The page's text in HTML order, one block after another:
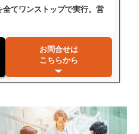
てワンストップで実行。営
お問合せは
こちらから